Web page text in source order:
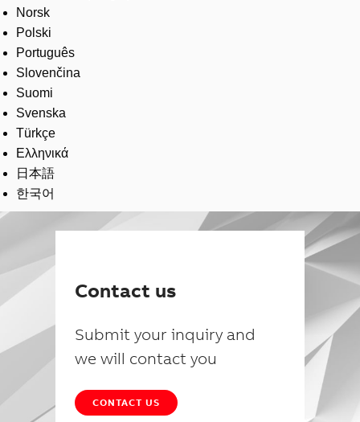
Norsk
Polski
Português
Slovenčina
Suomi
Svenska
Türkçe
Ελληνικά
日本語
한국어
Contact us
Submit your inquiry and
we will contact you
CONTACT US